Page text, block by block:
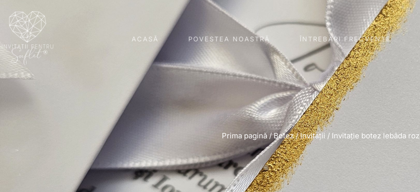
ACASĂ POVESTEA NOASTRĂ ÎNTREBĂRI FRECVENTE
Prima pagină/Botez/Invitații / Invitație botez lebăda roz